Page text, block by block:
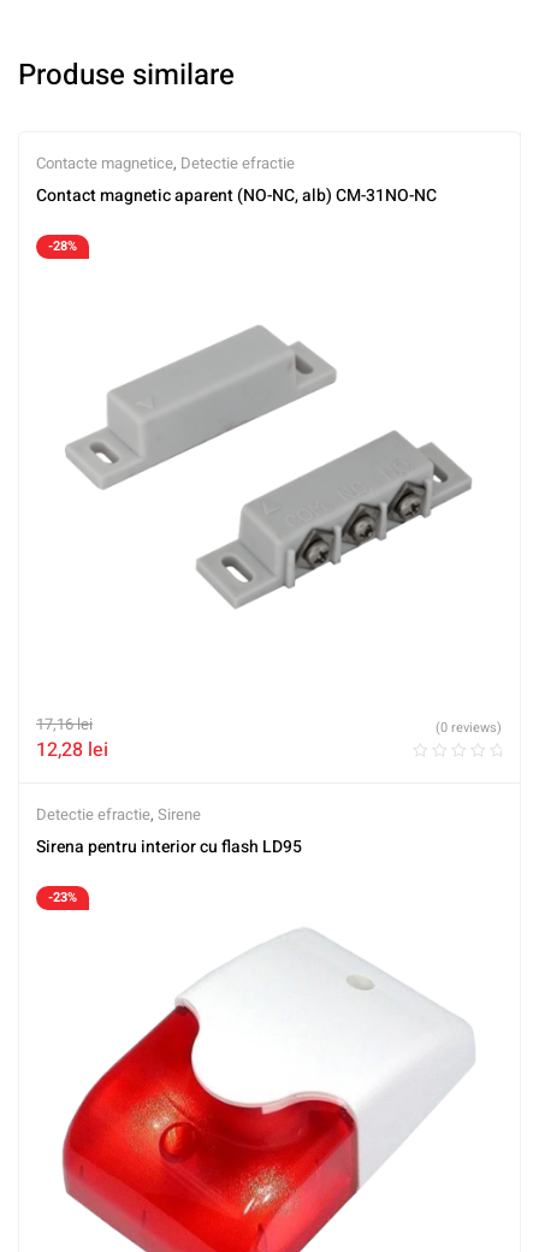
Produse similare
Contacte magnetice, Detectie efractie
Contact magnetic aparent (NO-NC, alb) CM-31NO-NC
-28%
17,16lei
12,28 lei
(0 reviews)
Detectie efractie, Sirene
Sirena pentru interior cu flash LD95
-23%